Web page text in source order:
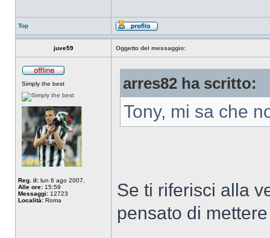
Top
juve59 Oggetto del messaggio:
Simply the best
Reg. il: lun 6 ago 2007,
Alle ore: 15:59
Messaggi: 12723
Località: Roma
arres82 ha scritto:
Tony, mi sa che
Se ti riferisci alla
pensato di